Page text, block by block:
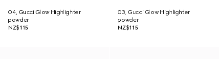
04, Gucci Glow Highlighter
powder
NZ$115
03, Gucci Glow Highlighter
powder
NZ$115